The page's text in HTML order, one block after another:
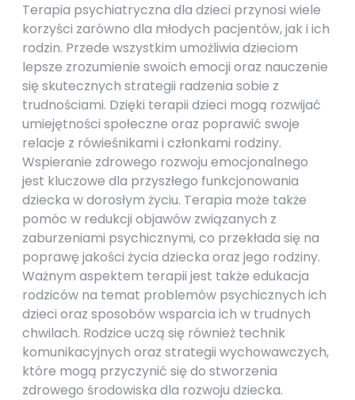
Terapia psychiatryczna dla dzieci przynosi wiele
korzyści zarówno dla młodych pacjentów, jak i ich
rodzin. Przede wszystkim umożliwia dzieciom
lepsze zrozumienie swoich emocji oraz nauczenie
się skutecznych strategii radzenia sobie z
trudnościami. Dzięki terapii dzieci mogą rozwijać
umiejętności społeczne oraz poprawić swoje
relacje z rówieśnikami i członkami rodziny.
Wspieranie zdrowego rozwoju emocjonalnego
jest kluczowe dla przyszłego funkcjonowania
dziecka w dorosłym życiu. Terapia może także
pomóc w redukcji objawów związanych z
zaburzeniami psychicznymi, co przekłada się na
poprawę jakości życia dziecka oraz jego rodziny.
Ważnym aspektem terapii jest także edukacja
rodziców na temat problemów psychicznych ich
dzieci oraz sposobów wsparcia ich w trudnych
chwilach. Rodzice uczą się również technik
komunikacyjnych oraz strategii wychowawczych,
które mogą przyczynić się do stworzenia
zdrowego środowiska dla rozwoju dziecka.